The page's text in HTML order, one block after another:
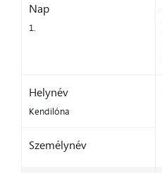
Nap
1.
Helynév
Kendilóna
Személynév